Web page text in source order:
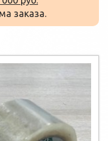
заказа.